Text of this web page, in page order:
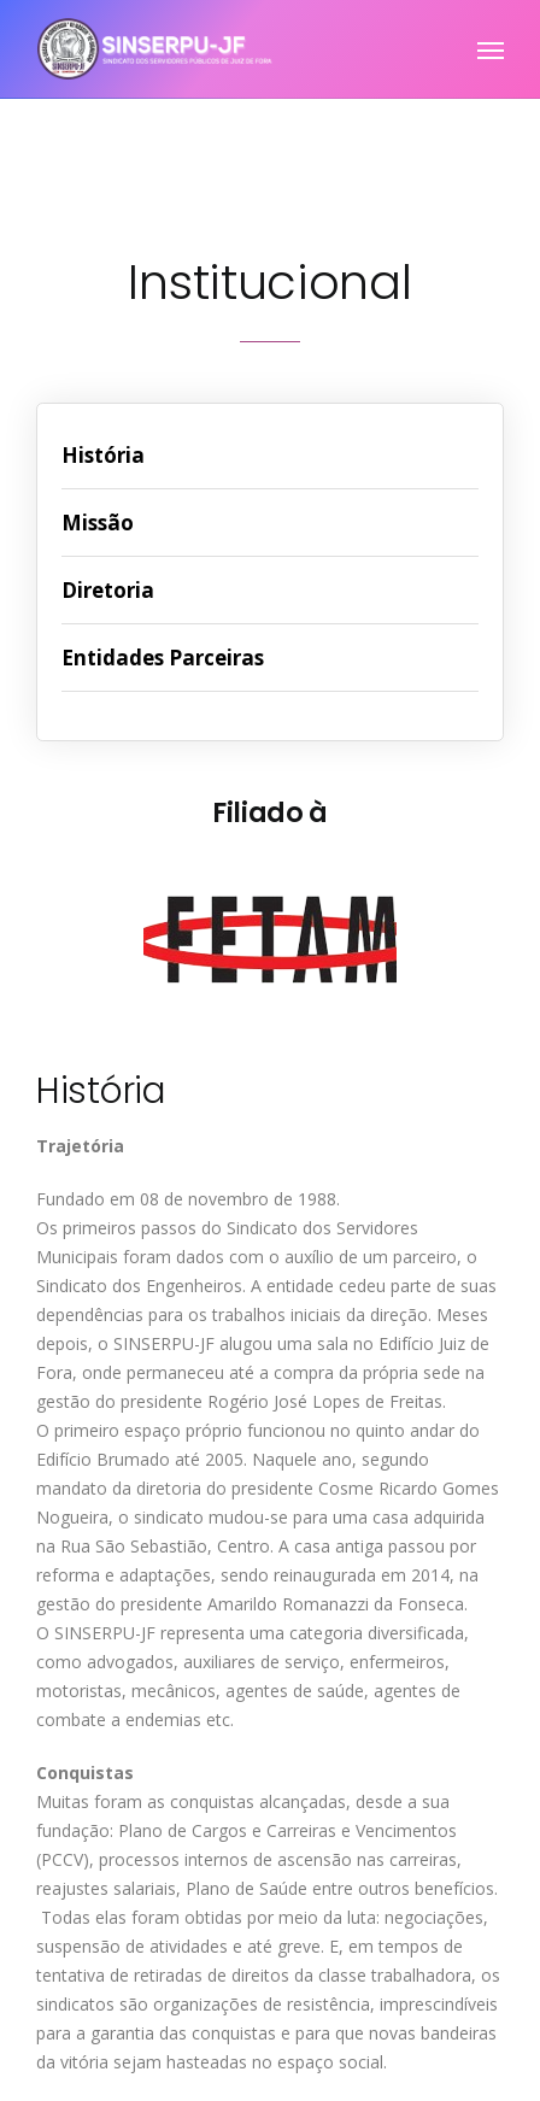
Institucional
História
Missão
Diretoria
Entidades Parceiras
Filiado à
História
Trajetória
Fundado em 08 de novembro de 1988.
Os primeiros passos do Sindicato dos Servidores
Municipais foram dados com o auxílio de um parceiro, o
Sindicato dos Engenheiros. A entidade cedeu parte de suas
dependências para os trabalhos iniciais da direção. Meses
depois, o SINSERPU-JF alugou uma sala no Edifício Juiz de
Fora, onde permaneceu até a compra da própria sede na
gestão do presidente Rogério José Lopes de Freitas.
O primeiro espaço próprio funcionou no quinto andar do
Edifício Brumado até 2005. Naquele ano, segundo
mandato da diretoria do presidente Cosme Ricardo Gomes
Nogueira, o sindicato mudou-se para uma casa adquirida
na Rua São Sebastião, Centro. A casa antiga passou por
reforma e adaptações, sendo reinaugurada em 2014, na
gestão do presidente Amarildo Romanazzi da Fonseca.
O SINSERPU-JF representa uma categoria diversificada,
como advogados, auxiliares de serviço, enfermeiros,
motoristas, mecânicos, agentes de saúde, agentes de
combate a endemias etc.
Conquistas
Muitas foram as conquistas alcançadas, desde a sua
fundação: Plano de Cargos e Carreiras e Vencimentos
(PCCV), processos internos de ascensão nas carreiras,
reajustes salariais, Plano de Saúde entre outros benefícios.
Todas elas foram obtidas por meio da luta: negociações,
suspensão de atividades e até greve. E, em tempos de
tentativa de retiradas de direitos da classe trabalhadora, os
sindicatos são organizações de resistência, imprescindíveis
para a garantia das conquistas e para que novas bandeiras
da vitória sejam hasteadas no espaço social.